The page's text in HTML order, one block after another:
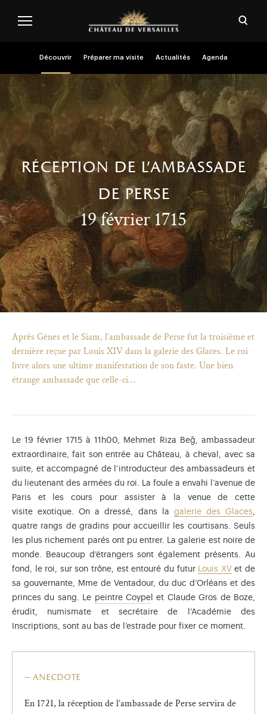
onglet)
nouvel onglet)
fenêtre modale)
de l'application (ouverture dans un nouvel onglet)
Découvrir Préparer ma visite Actualités Agenda
réception de l’ambassade
de perse
19 février 1715
Après Gênes et le Siam, l’ambassade de Perse fut la troisième et
dernière reçue par Louis XIV dans la galerie des Glaces. Le roi
livre alors une ultime manifestation de son faste. Une bien
étrange ambassade que celle-ci…
Le 19 février 1715 à 11h00, Mehmet Riza Beğ, ambassadeur
extraordinaire, fait son entrée au Château, à cheval, avec sa
suite, et accompagné de l’introducteur des ambassadeurs et
du lieutenant des armées du roi. La foule a envahi l’avenue de
Paris et les cours pour assister à la venue de cette
visite exotique. On a dressé, dans la galerie des Glaces,
quatre rangs de gradins pour accueillir les courtisans. Seuls
les plus richement parés ont pu entrer. La galerie est noire de
monde. Beaucoup d’étrangers sont également présents. Au
fond, le roi, sur son trône, est entouré du futur Louis XVet de
sa gouvernante, Mme de Ventadour, du duc d’Orléans et des
princes du sang. Le peintre CoypeRetrouvez la toile d'Antoine
l et Claude Gros de Boze,
érudit, numismate et secrétaire de l’Académie des
Inscriptions, sont au bas de l’estrade pour fixer ce moment.
anecdote
En 1721, la réception de l’ambassade de Perse servira de